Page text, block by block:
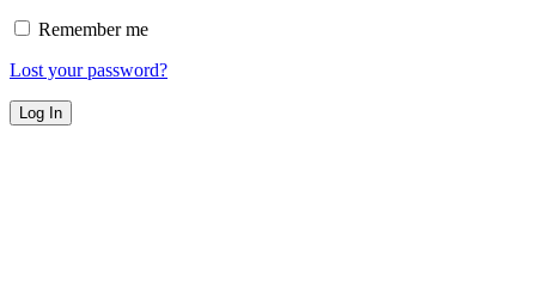
Remember me
Lost your password?